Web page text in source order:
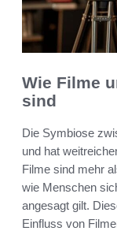
Wie Filme
sind
Die Symbiose
und hat
Filme sind mehr
wie Menschen
angesagt gilt.
Einfluss von